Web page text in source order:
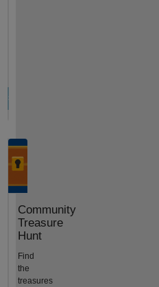
Community
Treasure
Hunt
Find
the
treasures